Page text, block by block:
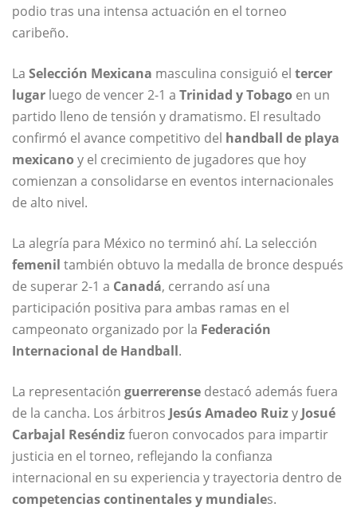
podio tras una intensa actuación en el torneo
caribeño.
La Selección Mexicana masculina consiguió el tercer
lugar luego de vencer 2-1 a Trinidad y Tobago en un
partido lleno de tensión y dramatismo. El resultado
confirmó el avance competitivo del handball de playa
mexicano y el crecimiento de jugadores que hoy
comienzan a consolidarse en eventos internacionales
de alto nivel.
La alegría para México no terminó ahí. La selección
femenil también obtuvo la medalla de bronce después
de superar 2-1 a Canadá, cerrando así una
participación positiva para ambas ramas en el
campeonato organizado por la Federación
Internacional de Handball.
La representación guerrerense destacó además fuera
de la cancha. Los árbitros Jesús Amadeo Ruizy Josué
Carbajal Reséndizfueron convocados para impartir
justicia en el torneo, reflejando la confianza
internacional en su experiencia y trayectoria dentro de
competencias continentales y mundiales.